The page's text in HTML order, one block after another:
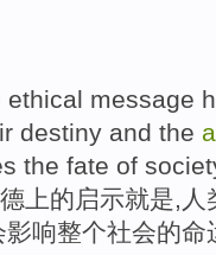
ethical message
destiny and the
the fate of
上的启示就是,
响整个社会的命